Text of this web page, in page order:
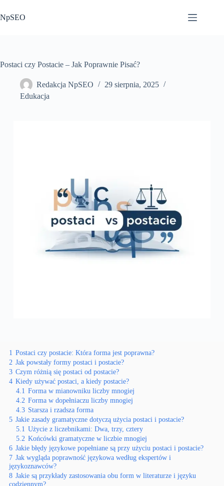
do
treści
NpSEO
Postaci czy Postacie – Jak Poprawnie Pisać?
Redakcja NpSEO
29 sierpnia, 2025
Edukacja
1 Postaci czy postacie: Która forma jest poprawna?
2 Jak powstały formy postaci i postacie?
3 Czym różnią się postaci od postacie?
4 Kiedy używać postaci, a kiedy postacie?
4.1 Forma w mianowniku liczby mnogiej
4.2 Forma w dopełniaczu liczby mnogiej
4.3 Starsza i rzadsza forma
5 Jakie zasady gramatyczne dotyczą użycia postaci i postacie?
5.1 Użycie z liczebnikami: Dwa, trzy, cztery
5.2 Końcówki gramatyczne w liczbie mnogiej
6 Jakie błędy językowe popełniane są przy użyciu postaci i postacie?
7 Jak wygląda poprawność językowa według ekspertów i
językoznawców?
8 Jakie są przykłady zastosowania obu form w literaturze i języku
codziennym?